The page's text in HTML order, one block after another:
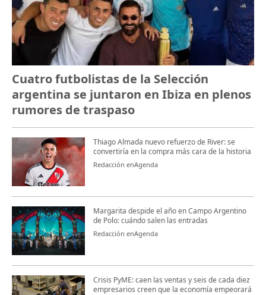
Cuatro futbolistas de la Selección
argentina se juntaron en Ibiza en plenos
rumores de traspaso
Thiago Almada nuevo refuerzo de River: se
convertiría en la compra más cara de la historia
Redacción enAgenda
Margarita despide el año en Campo Argentino
de Polo: cuándo salen las entradas
Redacción enAgenda
Crisis PyME: caen las ventas y seis de cada diez
empresarios creen que la economía empeorará